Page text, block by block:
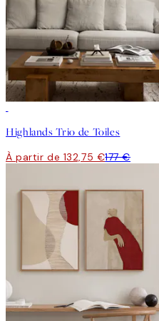
Highlands Trio de Toiles
À partir de 132,75 €177 €